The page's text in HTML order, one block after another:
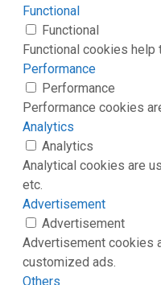
Functional
Functional
Functional cookies
Performance
Performance
Performance cookies
Analytics
Analytics
Analytical cookies are
etc.
Advertisement
Advertisement
Advertisement cookies
customized ads.
Others